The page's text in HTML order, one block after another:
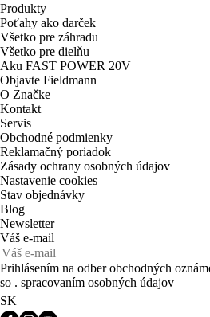
Produkty
Poťahy ako darček
Všetko pre záhradu
Všetko pre dielňu
Aku FAST POWER 20V
Objavte Fieldmann
O Značke
Kontakt
Servis
Obchodné podmienky
Reklamačný poriadok
Zásady ochrany osobných údajov
Nastavenie cookies
Stav objednávky
Blog
Newsletter
Váš e-mail
Prihlásením na odber obchodných
so . spracovaním osobných údajov
SK